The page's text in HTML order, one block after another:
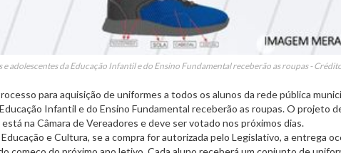
e adolescentes da Educação Infantil e do Ensino Fundamental receberão as roupas -
para aquisição de uniformes a todos os alunos da rede pública
Infantil e do Ensino Fundamental receberão as roupas. O projeto
na Câmara de Vereadores e deve ser votado nos próximos dias.
e Cultura, se a compra for autorizada pelo Legislativo, a entrega